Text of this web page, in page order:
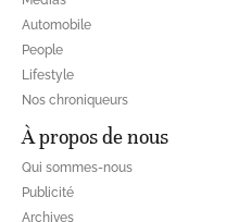
Automobile
People
Lifestyle
Nos chroniqueurs
À propos de nous
Qui sommes-nous
Publicité
Archives